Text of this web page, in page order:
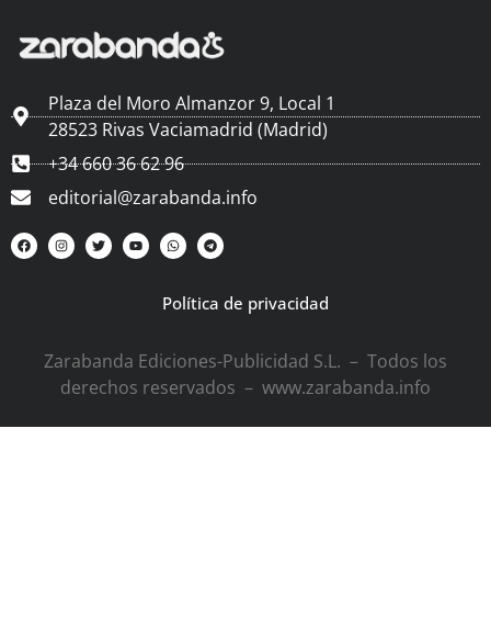
Plaza del Moro Almanzor 9, Local 1
28523 Rivas Vaciamadrid (Madrid)
+34 660 36 62 96
editorial@zarabanda.info
Política de privacidad
Zarabanda Ediciones-Publicidad S.L. – Todos los
derechos reservados – www.zarabanda.info